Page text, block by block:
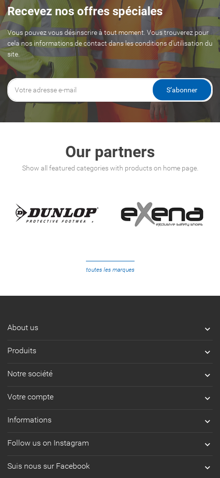
Recevez nos offres spéciales
Vous pouvez vous désinscrire à tout moment. Vous trouverez pour
cela nos informations de contact dans les conditions d'utilisation du
site.
S’abonner
Our partners
Show all featured categories with products on home page.
toutes les marques
About us 
Produits 
Notre société 
Votre compte 
Informations 
Follow us on Instagram 
Suis nous sur Facebook 